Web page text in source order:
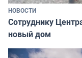
НОВОСТИ
Сотруднику
новый дом